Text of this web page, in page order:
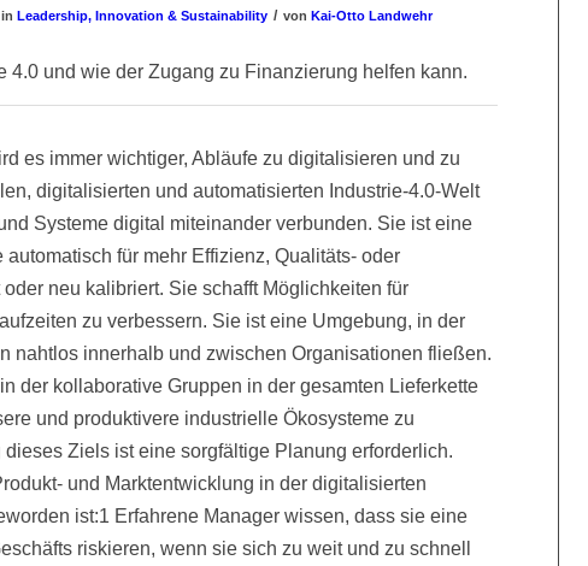
in Leadership, Innovation & Sustainability / von Kai-Otto Landwehr
4.0 und wie der Zugang zu Finanzierung helfen kann.
es immer wichtiger, Abläufe zu digitalisieren und zu
digitalisierten und automatisierten Industrie-4.0-Welt
Systeme digital miteinander verbunden. Sie ist eine
für mehr Effizienz, Qualitäts- oder
neu kalibriert. Sie schafft Möglichkeiten für
zu verbessern. Sie ist eine Umgebung, in der
nahtlos innerhalb und zwischen Organisationen fließen.
der kollaborative Gruppen in der gesamten Lieferkette
und produktivere industrielle Ökosysteme zu
Ziels ist eine sorgfältige Planung erforderlich.
und Marktentwicklung in der digitalisierten
ist:1 Erfahrene Manager wissen, dass sie eine
riskieren, wenn sie sich zu weit und zu schnell